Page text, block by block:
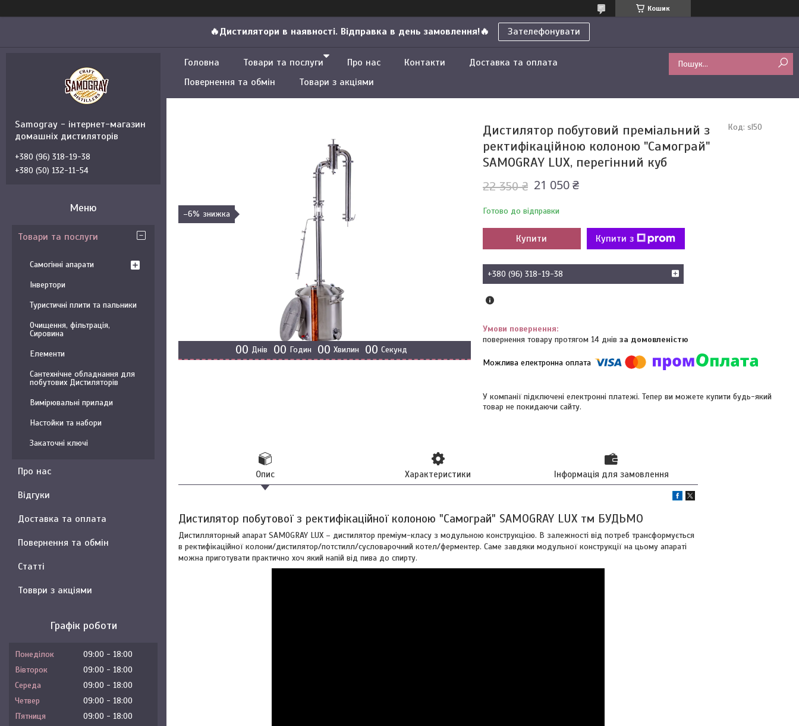
Кошик
🔥Дистилятори в наявності. Відправка в день замовлення!🔥 Зателефонувати
Головна Товари та послуги Про нас Контакти
Доставка та оплата
Повернення та обмін
Товари з акціями
–6%
00 Днів 00 Годин 00 Хвилин 00 Секунд
Дистилятор побутовий преміальний з
ректифікаційною колоною "Самограй"
SAMOGRAY LUX, перегінний куб
22 350 ₴ 21 050 ₴
Готово до відправки
Код: sl50
Купити Купити з
+380 (96) 318-19-38
повернення товару протягом 14 днів за домовленістю
У компанії підключені електронні платежі. Тепер ви можете купити будь-який
товар не покидаючи сайту.
Опис Характеристики Інформація для замовлення
Дистилятор побутової з ректифікаційної колоною "Самограй" SAMOGRAY LUX тм БУДЬМО
Дистилляторный апарат SAMOGRAY LUX – дистилятор преміум-класу з модульною конструкцією. В залежності від потреб трансформується
в ректифікаційної колони/дистилятор/потстилл/сусловарочний котел/ферментер. Саме завдяки модульної конструкції на цьому апараті
можна приготувати практично хоч який напій від пива до спирту.
Samogray - інтернет-магазин
домашніх дистиляторів
+380 (96) 318-19-38
+380 (50) 132-11-54
Товари та послуги
Самогінні апарати
Інвертори
Туристичні плити та пальники
Очищення, фільтрація,
Сировина
Елементи
Сантехнічне обладнання для
побутових Дистиляторів
Вимірювальні прилади
Настойки та набори
Закаточні ключі
Про нас
Відгуки
Доставка та оплата
Повернення та обмін
Статті
Товври з акціями
Графік роботи
Понеділок 09:00
18:00
Вівторок
09:00
18:00
Середа
09:00
18:00
Четвер
09:00
18:00
Пʼятниця
09:00
18:00